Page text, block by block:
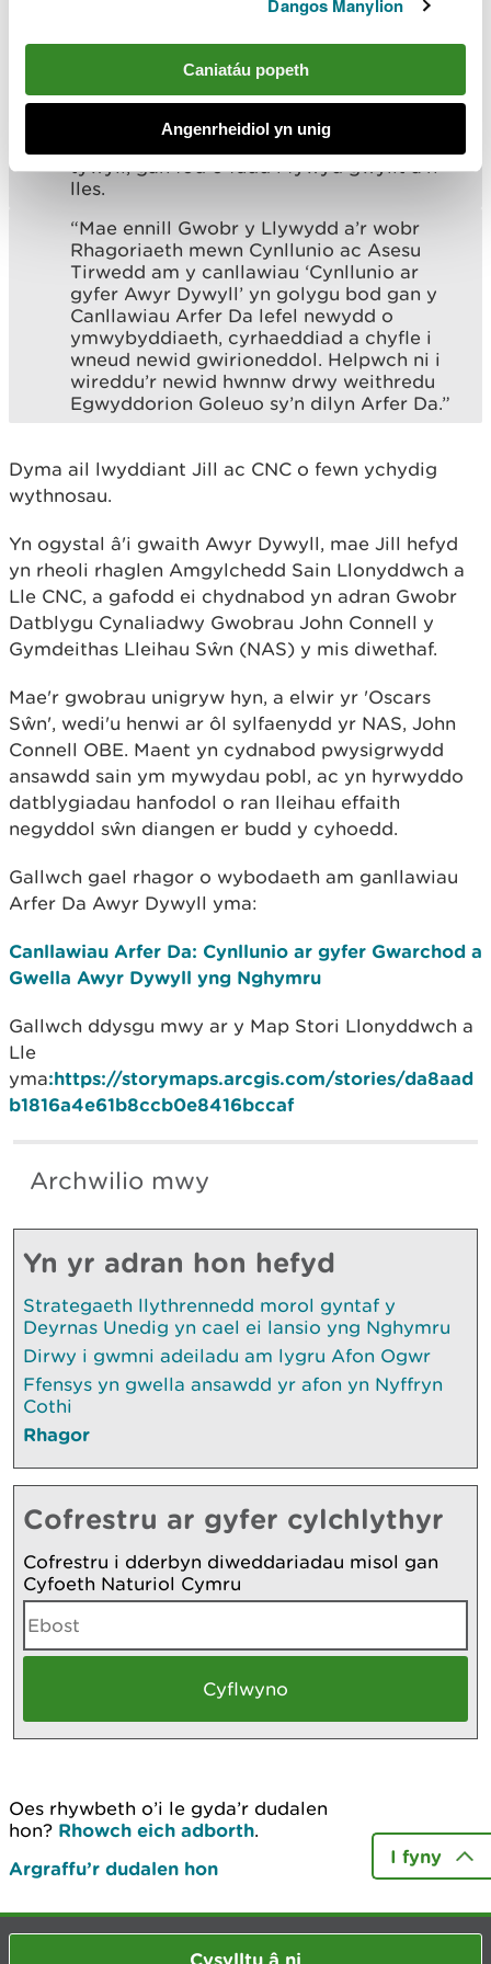
Dangos Manylion
Caniatáu popeth
Angenrheidiol yn unig
gwerthfawr, ac roedd Jill Bullen yn
awyddus i atgoffa pawb i chwarae eu rhan.
“Mae annog goleuadau awyr dywyll a
lleihau llygredd golau yn rhywbeth y
gallwn ni i gyd ei wneud ar hyn o bryd i
amddiffyn awyr dywyll a thirweddau
tywyll, gan fod o fudd i fywyd gwyllt a’n
lles.
“Mae ennill Gwobr y Llywydd a’r wobr
Rhagoriaeth mewn Cynllunio ac Asesu
Tirwedd am y canllawiau ‘Cynllunio ar
gyfer Awyr Dywyll’ yn golygu bod gan y
Canllawiau Arfer Da lefel newydd o
ymwybyddiaeth, cyrhaeddiad a chyfle i
wneud newid gwirioneddol. Helpwch ni i
wireddu’r newid hwnnw drwy weithredu
Egwyddorion Goleuo sy’n dilyn Arfer Da.”
Dyma ail lwyddiant Jill ac CNC o fewn ychydig
wythnosau.
Yn ogystal â'i gwaith Awyr Dywyll, mae Jill hefyd
yn rheoli rhaglen Amgylchedd Sain Llonyddwch a
Lle CNC, a gafodd ei chydnabod yn adran Gwobr
Datblygu Cynaliadwy Gwobrau John Connell y
Gymdeithas Lleihau Sŵn (NAS) y mis diwethaf.
Mae'r gwobrau unigryw hyn, a elwir yr 'Oscars
Sŵn', wedi'u henwi ar ôl sylfaenydd yr NAS, John
Connell OBE. Maent yn cydnabod pwysigrwydd
ansawdd sain ym mywydau pobl, ac yn hyrwyddo
datblygiadau hanfodol o ran lleihau effaith
negyddol sŵn diangen er budd y cyhoedd.
Gallwch gael rhagor o wybodaeth am ganllawiau
Arfer Da Awyr Dywyll yma:
Canllawiau Arfer Da: Cynllunio ar gyfer Gwarchod a
Gwella Awyr Dywyll yng Nghymru
Gallwch ddysgu mwy ar y Map Stori Llonyddwch a
Lle
yma:https://storymaps.arcgis.com/stories/da8aad
b1816a4e61b8ccb0e8416bccaf
Archwilio mwy
Yn yr adran hon hefyd
Strategaeth llythrennedd morol gyntaf y
Deyrnas Unedig yn cael ei lansio yng Nghymru
Dirwy i gwmni adeiladu am lygru Afon Ogwr
Ffensys yn gwella ansawdd yr afon yn Nyffryn
Cothi
Rhagor
Cofrestru ar gyfer cylchlythyr
Cofrestru i dderbyn diweddariadau misol gan
Cyfoeth Naturiol Cymru
Oes rhywbeth o’i le gyda’r dudalen
hon? Rhowch eich adborth.
Argraffu’r dudalen hon
I fyny
Cysylltu â ni